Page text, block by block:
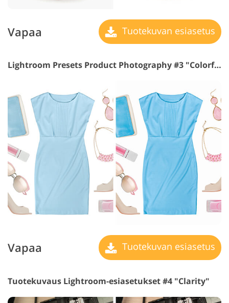
Vapaa Tuotekuvan esiasetus
Lightroom Presets Product Photography #3 "Colorful"
Vapaa Tuotekuvan esiasetus
Tuotekuvaus Lightroom-esiasetukset #4 "Clarity"